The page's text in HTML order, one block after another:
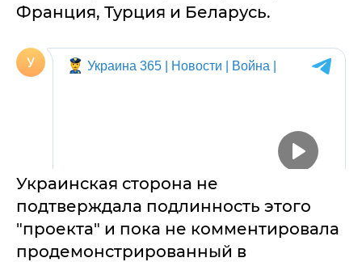
Франция, Турция и Беларусь.
Украинская сторона не
подтверждала подлинность этого
"проекта" и пока не комментировала
продемонстрированный в